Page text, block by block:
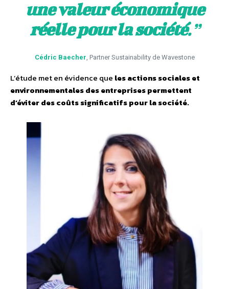
une valeur économique
réelle pour la société.”
Cédric Baecher , Partner Sustainability de Wavestone
L’étude met en évidence que les actions sociales et
environnementales des entreprises permettent
d’éviter des coûts significatifs pour la société.